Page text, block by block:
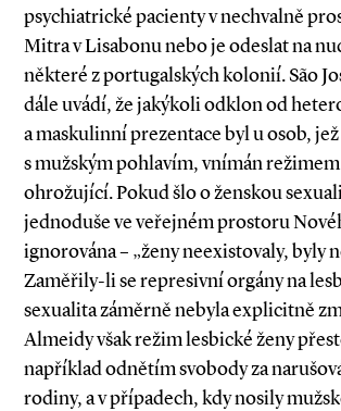
psychiatrické pacienty v nechvalně
Mitra v Lisabonu nebo je odeslat na
některé z portugalských kolonií. São
dále uvádí, že jakýkoli odklon od
a maskulinní prezentace byl u osob,
s mužským pohlavím, vnímán
ohrožující. Pokud šlo o ženskou
jednoduše ve veřejném prostoru
ignorována – „ženy neexistovaly, byly
Zaměřily­-li se represivní orgány na
sexualita záměrně nebyla explicitně
Almeidy však režim lesbické ženy
například odnětím svobody za
rodiny, a v případech, kdy nosily